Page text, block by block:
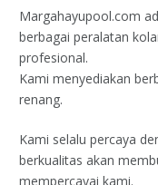
Margahayupool.com
berbagai peralatan
profesional.
Kami menyediakan
renang.
Kami selalu percaya
berkualitas akan
mempercayai kami.